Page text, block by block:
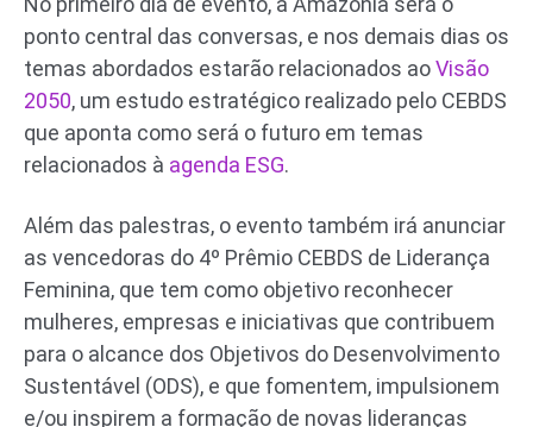
ponto central das conversas, e nos demais dias os
temas abordados estarão relacionados aoVisão
2050, um estudo estratégico realizado pelo CEBDS
que aponta como será o futuro em temas
relacionados à agenda ESG.
Além das palestras, o evento também irá anunciar
as vencedoras do 4º Prêmio CEBDS de Liderança
Feminina, que tem como objetivo reconhecer
mulheres, empresas e iniciativas que contribuem
para o alcance dos Objetivos do Desenvolvimento
Sustentável (ODS), e que fomentem, impulsionem
e/ou inspirem a formação de novas lideranças